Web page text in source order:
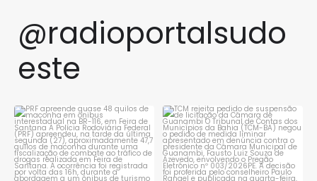
@radioportalsudo
este
PRF apreende quase 48 quilos
de maconha em ônibus...
1 0
TCM rejeita pedido de
suspensão de licitação da...
1 0